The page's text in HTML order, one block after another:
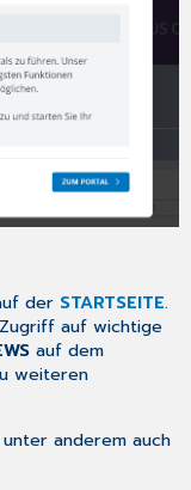
der STARTSEITE.
auf wichtige
auf dem
weiteren
anderem auch